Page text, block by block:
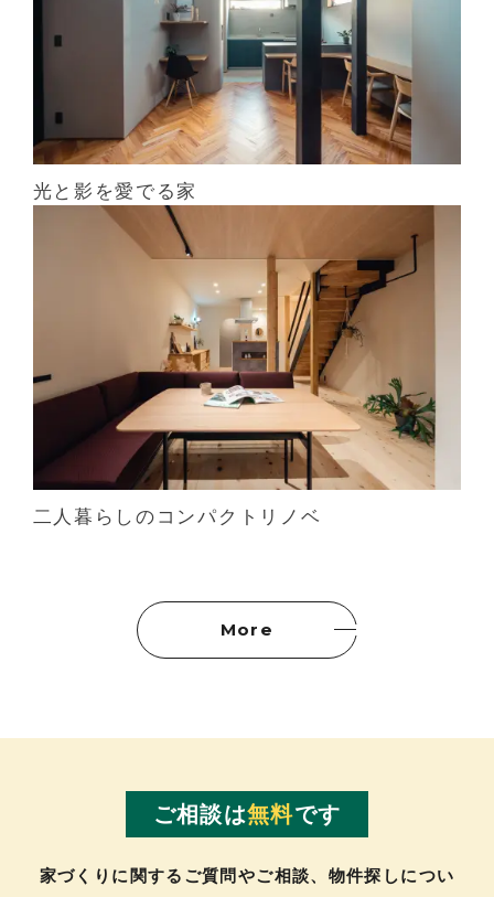
光と影を愛でる家
二人暮らしのコンパクトリノベ
More
ご相談は無料です
家づくりに関するご質問やご相談、物件探しについ